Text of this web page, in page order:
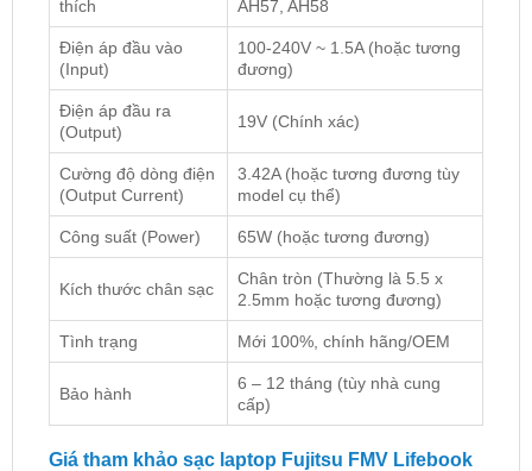
thích AH57, AH58
Điện áp đầu vào
(Input)
100-240V ~ 1.5A (hoặc tương
đương)
Điện áp đầu ra
(Output)
19V (Chính xác)
Cường độ dòng điện
(Output Current)
3.42A (hoặc tương đương tùy
model cụ thể)
Công suất (Power) 65W (hoặc tương đương)
Kích thước chân sạc
Chân tròn (Thường là 5.5 x
2.5mm hoặc tương đương)
Tình trạng Mới 100%, chính hãng/OEM
Bảo hành
6 – 12 tháng (tùy nhà cung
cấp)
Giá tham khảo sạc laptop Fujitsu FMV Lifebook